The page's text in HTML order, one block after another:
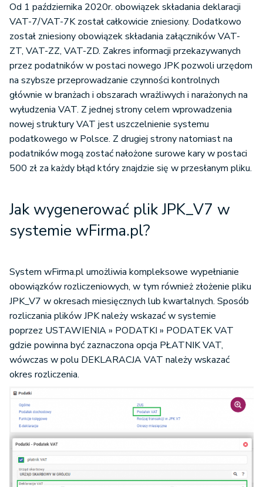
Od 1 października 2020r. obowiązek składania deklaracji
VAT-7/VAT-7K został całkowicie zniesiony. Dodatkowo
został zniesiony obowiązek składania załączników VAT-
ZT, VAT-ZZ, VAT-ZD. Zakres informacji przekazywanych
przez podatników w postaci nowego JPK pozwoli urzędom
na szybsze przeprowadzanie czynności kontrolnych
głównie w branżach i obszarach wrażliwych i narażonych na
wyłudzenia VAT. Z jednej strony celem wprowadzenia
nowej struktury VAT jest uszczelnienie systemu
podatkowego w Polsce. Z drugiej strony natomiast na
podatników mogą zostać nałożone surowe kary w postaci
500 zł za każdy błąd który znajdzie się w przesłanym pliku.
Jak wygenerować plik JPK_V7 w
systemie wFirma.pl?
System wFirma.pl umożliwia kompleksowe wypełnianie
obowiązków rozliczeniowych, w tym również złożenie pliku
JPK_V7 w okresach miesięcznych lub kwartalnych. Sposób
rozliczania plików JPK należy wskazać w systemie
poprzez USTAWIENIA » PODATKI » PODATEK VAT
gdzie powinna być zaznaczona opcja PŁATNIK VAT,
wówczas w polu DEKLARACJA VAT należy wskazać
okres rozliczenia.